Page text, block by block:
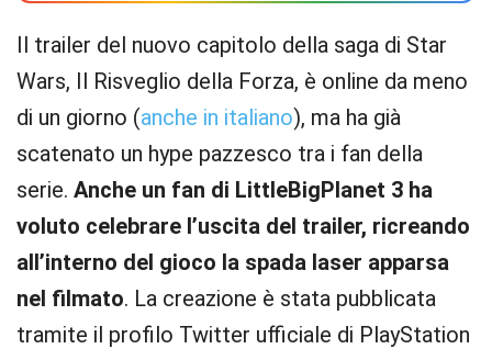
Il trailer del nuovo capitolo della saga di Star
Wars, Il Risveglio della Forza, è online da meno
di un giorno (anche in italiano), ma ha già
scatenato un hype pazzesco tra i fan della
serie. Anche un fan di LittleBigPlanet 3 ha
voluto celebrare l’uscita del trailer, ricreando
all’interno del gioco la spada laser apparsa
nel filmato. La creazione è stata pubblicata
tramite il profilo Twitter ufficiale di PlayStation